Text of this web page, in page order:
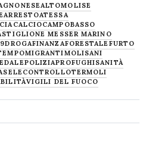
ALTOMOLISE
ARRESTOATESSA
CALCIOCAMPOBASSO
MESSER MARINO
DROGAFINANZAFORESTALE FURTO
MIGRANTIMOLISANI
POLIZIAPROFUGHISANITÀ
SELECONTROLLOTERMOLI
VIGILI DEL FUOCO